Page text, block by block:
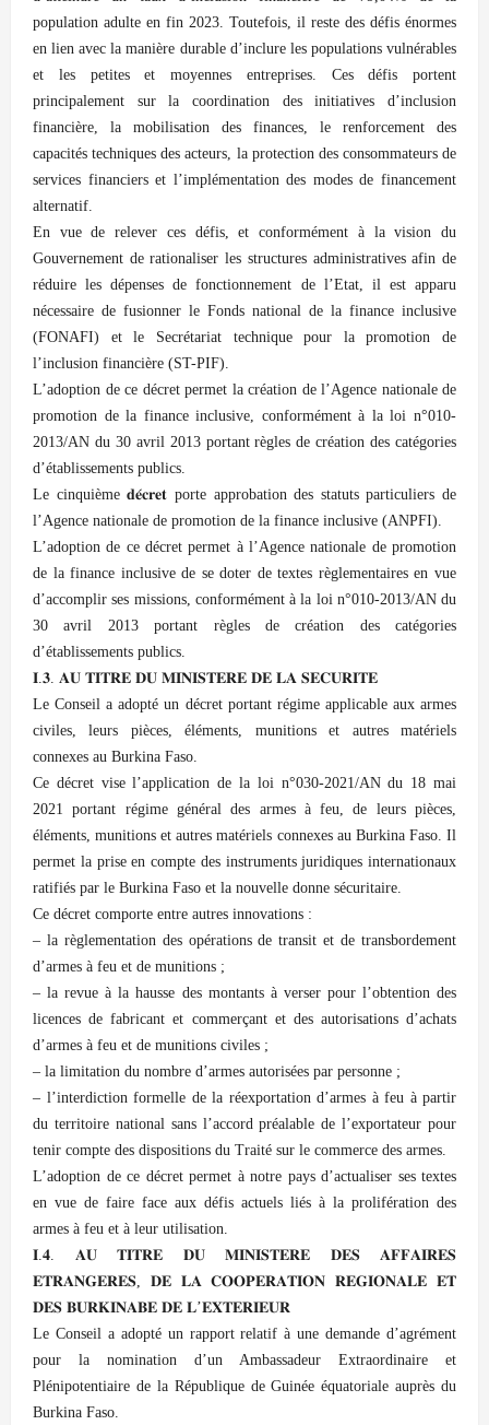
population adulte en fin 2023. Toutefois, il reste des défis énormes
en lien avec la manière durable d’inclure les populations vulnérables
et les petites et moyennes entreprises. Ces défis portent
principalement sur la coordination des initiatives d’inclusion
financière, la mobilisation des finances, le renforcement des
capacités techniques des acteurs, la protection des consommateurs de
services financiers et l’implémentation des modes de financement
alternatif.
En vue de relever ces défis, et conformément à la vision du
Gouvernement de rationaliser les structures administratives afin de
réduire les dépenses de fonctionnement de l’Etat, il est apparu
nécessaire de fusionner le Fonds national de la finance inclusive
(FONAFI) et le Secrétariat technique pour la promotion de
l’inclusion financière (ST-PIF).
L’adoption de ce décret permet la création de l’Agence nationale de
promotion de la finance inclusive, conformément à la loi n°010-
2013/AN du 30 avril 2013 portant règles de création des catégories
d’établissements publics.
Le cinquième 𝐝𝐞́𝐜𝐫𝐞𝐭 porte approbation des statuts particuliers de
l’Agence nationale de promotion de la finance inclusive (ANPFI).
L’adoption de ce décret permet à l’Agence nationale de promotion
de la finance inclusive de se doter de textes règlementaires en vue
d’accomplir ses missions, conformément à la loi n°010-2013/AN du
30 avril 2013 portant règles de création des catégories
d’établissements publics.
𝐈.𝟑. 𝐀𝐔 𝐓𝐈𝐓𝐑𝐄 𝐃𝐔 𝐌𝐈𝐍𝐈𝐒𝐓𝐄𝐑𝐄 𝐃𝐄 𝐋𝐀 𝐒𝐄𝐂𝐔𝐑𝐈𝐓𝐄
Le Conseil a adopté un décret portant régime applicable aux armes
civiles, leurs pièces, éléments, munitions et autres matériels
connexes au Burkina Faso.
Ce décret vise l’application de la loi n°030-2021/AN du 18 mai
2021 portant régime général des armes à feu, de leurs pièces,
éléments, munitions et autres matériels connexes au Burkina Faso. Il
permet la prise en compte des instruments juridiques internationaux
ratifiés par le Burkina Faso et la nouvelle donne sécuritaire.
Ce décret comporte entre autres innovations :
– la règlementation des opérations de transit et de transbordement
d’armes à feu et de munitions ;
– la revue à la hausse des montants à verser pour l’obtention des
licences de fabricant et commerçant et des autorisations d’achats
d’armes à feu et de munitions civiles ;
– la limitation du nombre d’armes autorisées par personne ;
– l’interdiction formelle de la réexportation d’armes à feu à partir
du territoire national sans l’accord préalable de l’exportateur pour
tenir compte des dispositions du Traité sur le commerce des armes.
L’adoption de ce décret permet à notre pays d’actualiser ses textes
en vue de faire face aux défis actuels liés à la prolifération des
armes à feu et à leur utilisation.
𝐈.𝟒. 𝐀𝐔 𝐓𝐈𝐓𝐑𝐄 𝐃𝐔 𝐌𝐈𝐍𝐈𝐒𝐓𝐄𝐑𝐄 𝐃𝐄𝐒 𝐀𝐅𝐅𝐀𝐈𝐑𝐄𝐒
𝐄𝐓𝐑𝐀𝐍𝐆𝐄𝐑𝐄𝐒, 𝐃𝐄 𝐋𝐀 𝐂𝐎𝐎𝐏𝐄𝐑𝐀𝐓𝐈𝐎𝐍 𝐑𝐄𝐆𝐈𝐎𝐍𝐀𝐋𝐄 𝐄𝐓
𝐃𝐄𝐒 𝐁𝐔𝐑𝐊𝐈𝐍𝐀𝐁𝐄 𝐃𝐄 𝐋’𝐄𝐗𝐓𝐄𝐑𝐈𝐄𝐔𝐑
Le Conseil a adopté un rapport relatif à une demande d’agrément
pour la nomination d’un Ambassadeur Extraordinaire et
Plénipotentiaire de la République de Guinée équatoriale auprès du
Burkina Faso.